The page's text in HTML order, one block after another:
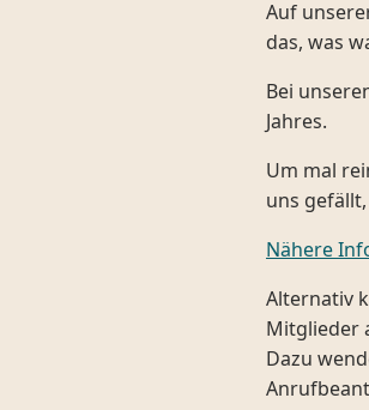
Auf
das, was
Bei
Jahres.
Um mal
uns
Nähere
Alternativ
Mitglieder
Dazu